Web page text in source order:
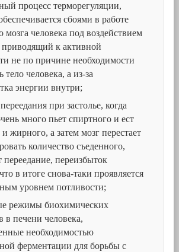
процесс терморегуляции,
сбоями в работе
мозга человека под воздействием
приводящий к активной
не по причине необходимости
тело человека, а из-за
энергии внутри;
при застолье, когда
много пьет спиртного и ест
жирного, а затем мозг перестает
количество съеденного,
переедание, переизбыток
в итоге снова-таки проявляется
уровнем потливости;
режимы биохимических
в печени человека,
необходимостью
ферментации для борьбы с